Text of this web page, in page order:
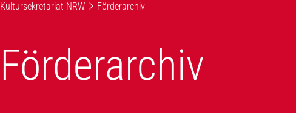
Kultursekretariat NRW Förderarchiv
Förderarchiv